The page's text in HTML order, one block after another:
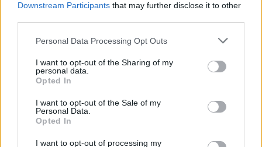
Downstream Participants that may further disclose it to other
Personal Data Processing Opt Outs
I want to opt-out of the Sharing of my
personal data.
Opted In
I want to opt-out of the Sale of my
Personal Data.
Opted In
I want to opt-out of processing my